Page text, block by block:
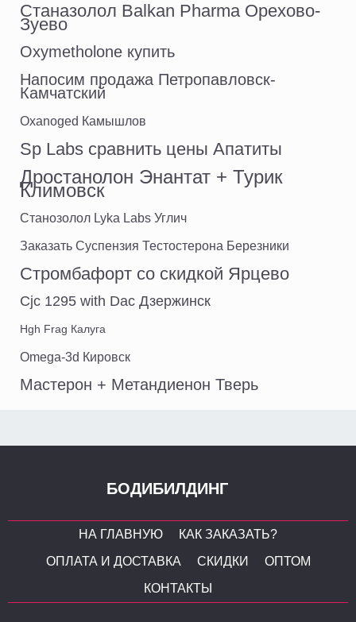
Станазолол Balkan Pharma Орехово-
Зуево
Oxymetholone купить
Напосим продажа Петропавловск-
Камчатский
Oxanoged Камышлов
Sp Labs сравнить цены Апатиты
Дростанолон Энантат + Турик
Климовск
Станозолол Lyka Labs Углич
Заказать Суспензия Тестостерона Березники
Стромбафорт со скидкой Ярцево
Cjc 1295 with Dac Дзержинск
Hgh Frag Калуга
Omega-3d Кировск
Мастерон + Метандиенон Тверь
БОДИБИЛДИНГ
НА ГЛАВНУЮ
КАК ЗАКАЗАТЬ?
ОПЛАТА И ДОСТАВКА
СКИДКИ
ОПТОМ
КОНТАКТЫ